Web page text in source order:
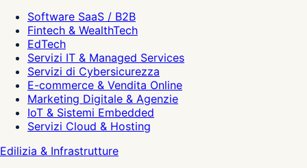
Software SaaS / B2B
Fintech & WealthTech
EdTech
Servizi IT & Managed Services
Servizi di Cybersicurezza
E-commerce & Vendita Online
Marketing Digitale & Agenzie
IoT & Sistemi Embedded
Servizi Cloud & Hosting
Edilizia & Infrastrutture